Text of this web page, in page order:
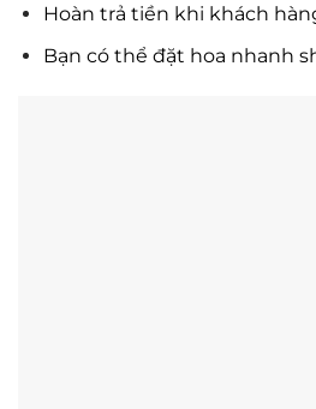
Hoàn trả tiền khi khách
Bạn có thể đặt hoa nhanh